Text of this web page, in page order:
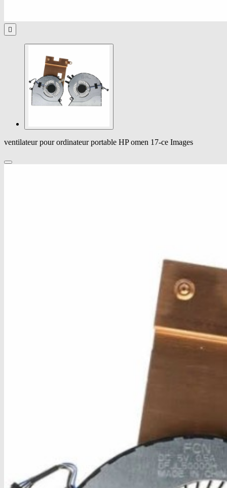

ventilateur pour ordinateur portable HP omen 17-ce Images